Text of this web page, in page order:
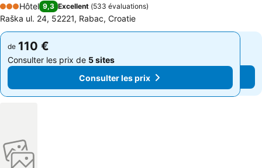
3 Étoiles
Hôtel 9,3 Excellent (533 évaluations)
Raška ul. 24, 52221, Rabac, Croatie
de 110 €
Consulter les prix de 5 sites
Consulter les prix
de 110 €
Consulter les prix de 5 sites
Consulter les prix